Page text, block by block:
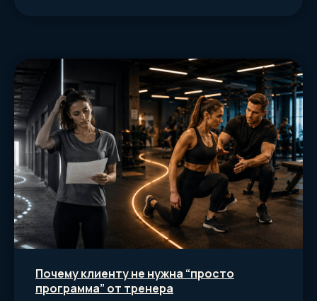
Почему клиенту не нужна “просто
программа” от тренера